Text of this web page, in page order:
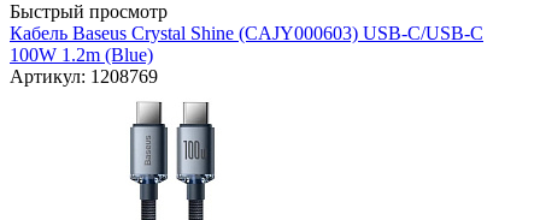
Быстрый просмотр
Кабель Baseus Crystal Shine (CAJY000603) USB-C/USB-C
100W 1.2m (Blue)
Артикул: 1208769